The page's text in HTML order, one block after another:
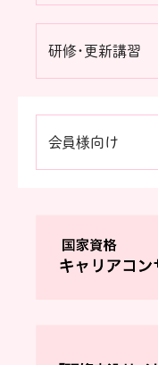
研修・更新講習
会員様向け